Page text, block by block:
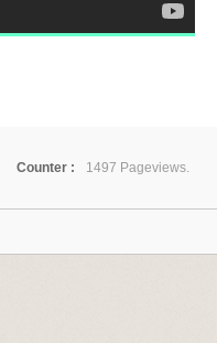
Counter :
1497 Pageviews.